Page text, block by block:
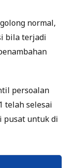
normal,
bila terjadi
persoalan
telah selesai
pusat untuk di